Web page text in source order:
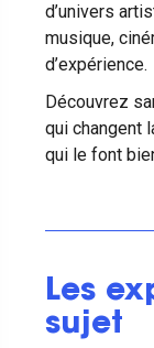
d’univers
musique,
d’expérience.
Découvrez
qui changent
qui le font
Les
sujet